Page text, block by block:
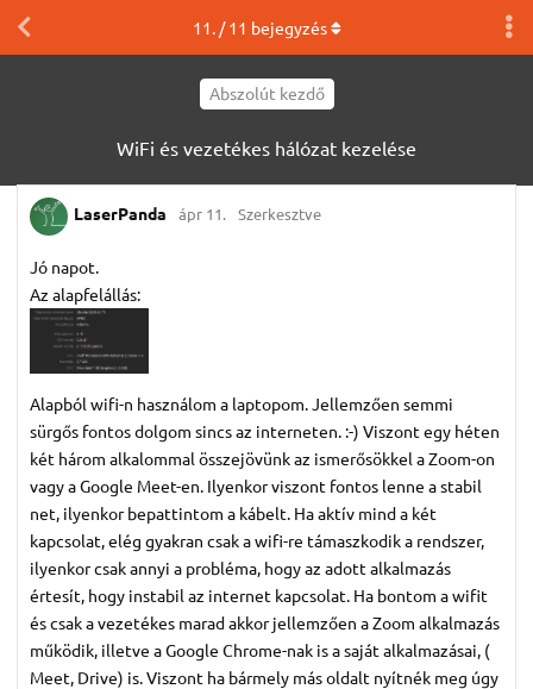
Abszolút kezdő
WiFi és vezetékes hálózat kezelése
11. /11 bejegyzés
LaserPanda ápr 11. Szerkesztve
Jó napot.
Az alapfelállás:
Alapból wifi-n használom a laptopom. Jellemzően semmi
sürgős fontos dolgom sincs az interneten. :-) Viszont egy héten
két három alkalommal összejövünk az ismerősökkel a Zoom-on
vagy a Google Meet-en. Ilyenkor viszont fontos lenne a stabil
net, ilyenkor bepattintom a kábelt. Ha aktív mind a két
kapcsolat, elég gyakran csak a wifi-re támaszkodik a rendszer,
ilyenkor csak annyi a probléma, hogy az adott alkalmazás
értesít, hogy instabil az internet kapcsolat. Ha bontom a wifit
és csak a vezetékes marad akkor jellemzően a Zoom alkalmazás
működik, illetve a Google Chrome-nak is a saját alkalmazásai, (
Meet, Drive) is. Viszont ha bármely más oldalt nyítnék meg úgy